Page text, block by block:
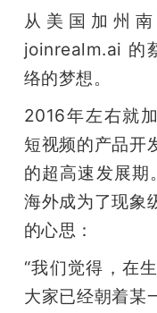
从美国加州
joinrealm.ai 的
络的梦想。
2016年左右就
短视频的产品开
的超高速发展期
海外成为了现象
的心思：
“我们觉得，在
大家已经朝着某